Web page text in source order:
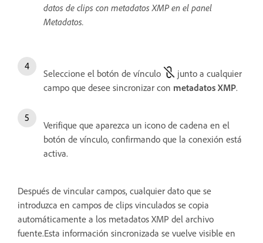
datos de clips con metadatos XMP en el panel
Metadatos.
Seleccione el botón de vínculo
junto a cualquier
campo que desee sincronizar con metadatos XMP.
Verifique que aparezca un icono de cadena en el
botón de vínculo, confirmando que la conexión está
activa.
Después de vincular campos, cualquier dato que se
introduzca en campos de clips vinculados se copia
automáticamente a los metadatos XMP del archivo
fuente.Esta información sincronizada se vuelve visible en